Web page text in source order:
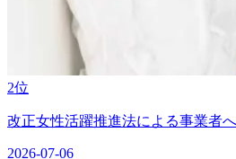
2位
改正女性活躍推進法による事業者
2026-07-06